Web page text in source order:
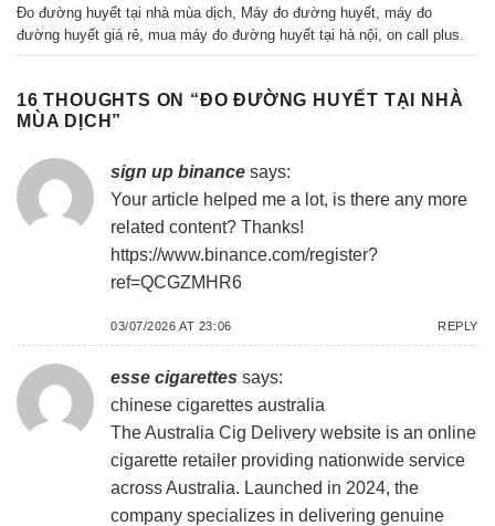
Đo đường huyết tại nhà mùa dịch Máy đo đường huyết máy đo
đường huyết giá rẻ mua máy đo đường huyết tại hà nội on call plus
16 THOUGHTS ON “ĐO ĐƯỜNG HUYẾT TẠI NHÀ
MÙA DỊCH ”
sign up binance says:
Your article helped me a lot, is there any more
related content? Thanks!
https://www.binance.com/register?
ref=QCGZMHR6
03/07/2026 AT 23:06 REPLY
esse cigarettes says:
chinese cigarettes australia
The Australia Cig Delivery website is an online
cigarette retailer providing nationwide service
across Australia. Launched in 2024, the
company specializes in delivering genuine